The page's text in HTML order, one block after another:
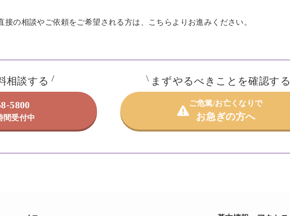
接の相談やご依頼をご希望される方は、こちらよりお進みください。
相談する
5800
間受付中
まずやるべきことを確認する
ご危篤/お亡くなりで
お急ぎの方へ